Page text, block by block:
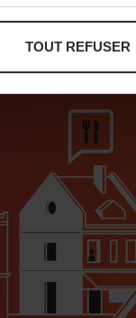
TOUT REFUSER
de proximité